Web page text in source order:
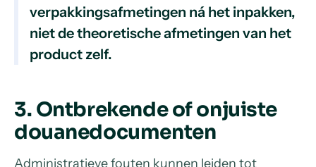
verpakkingsafmetingen ná het inpakken,
niet de theoretische afmetingen van het
product zelf.
3. Ontbrekende of onjuiste
douanedocumenten
Administratieve fouten kunnen leiden tot